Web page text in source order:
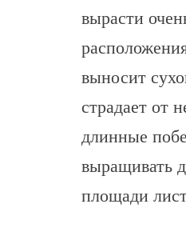
вырасти
выносит
страдает от
длинные
выращивать
площади